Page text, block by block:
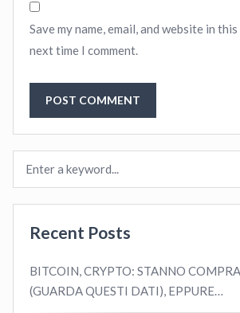
Save my name, email, and website in
next time I comment.
Recent Posts
BITCOIN, CRYPTO: STANNO
(GUARDA QUESTI DATI), EPPURE…